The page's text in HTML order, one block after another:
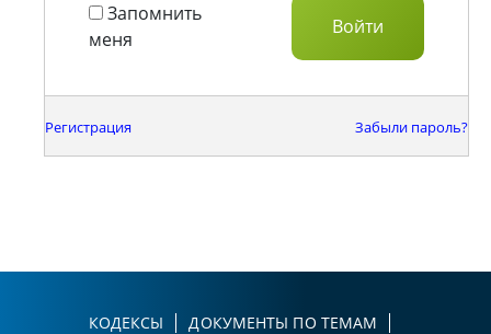
Запомнить
меня
Регистрация Забыли пароль?
КОДЕКСЫ
ДОКУМЕНТЫ ПО ТЕМАМ